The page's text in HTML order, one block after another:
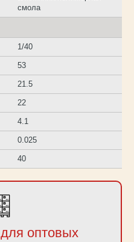
смола
1/40
53
21.5
22
4.1
0.025
40
оптовых